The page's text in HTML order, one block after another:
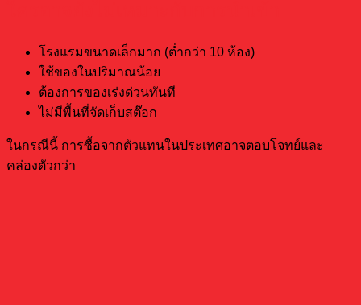
โรงแรมขนาดเล็กมาก (ต่ำกว่า 10 ห้อง)
ใช้ของในปริมาณน้อย
ต้องการของเร่งด่วนทันที
ไม่มีพื้นที่จัดเก็บสต๊อก
ในกรณีนี้ การซื้อจากตัวแทนในประเทศอาจตอบโจทย์และ
คล่องตัวกว่า